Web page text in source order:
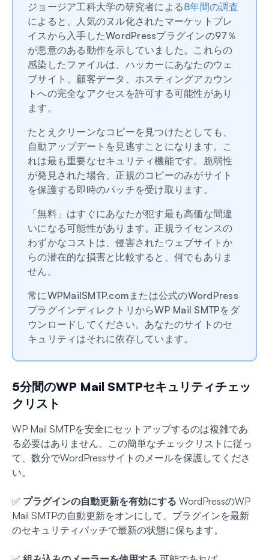
ジョージア工科大学の研究者による8年間の調査
によると、人気のヌル化されたマーケットプレ
イスから入手したWordPressプラグインの97％
が悪意のある動作を示していました。これらの
感染したファイルは、ハッカーにあなたのウェ
ブサイト、顧客データ、ホスティングアカウン
トへの完全なアクセスを許可する可能性があり
ます。
たとえクリーンなコピーを見つけたとしても、
自動アップデートを見逃すことになります。こ
れは最も重要なセキュリティ機能です。脆弱性
が発見された場合、正規のコピーのみがサイト
を保護する即時のパッチを受け取ります。
「無料」はすぐにあなたが犯す最も高価な間違
いになる可能性があります。正規ライセンスの
わずかなコストは、侵害されたウェブサイトか
らの潜在的な損害と比較すると、何でもありま
せん。
常にWPMailSMTP.comまたは公式のWordPress
プラグインディレクトリからWP Mail SMTPをダ
ウンロードしてください。あなたのサイトのセ
キュリティはそれに依存しています。
5分間のWP Mail SMTPセキュリティチェッ
クリスト
WP Mail SMTPを安全にセットアップするのは複雑であ
る必要はありません。この簡単なチェックリストに従っ
て、数分でWordPressサイトのメールを保護してくださ
い。
✅ プラグインの自動更新を有効にする WordPressのWP
Mail SMTPの自動更新をオンにして、プラグインを最新
のセキュリティパッチで最新の状態に保ちます。